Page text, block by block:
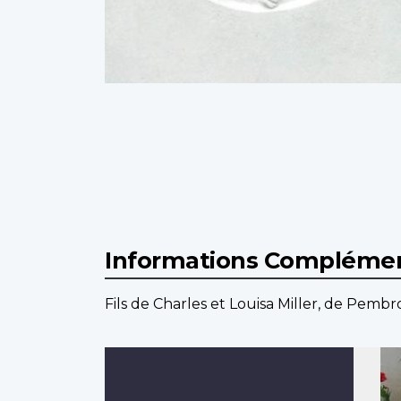
Informations
Fils de Charles et Louisa Miller, de